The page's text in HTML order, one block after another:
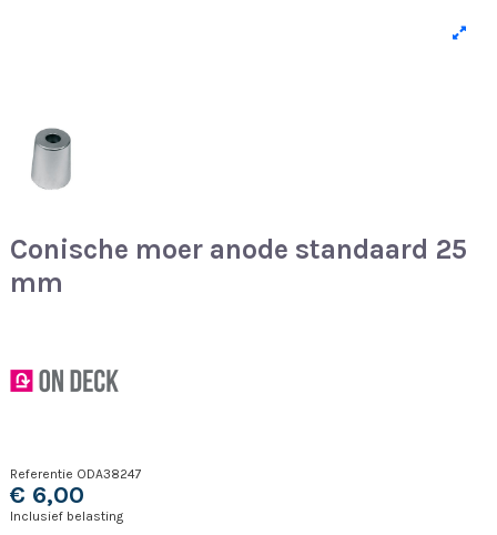
Conische moer anode standaard 25
mm
Referentie ODA38247
€ 6,00
Inclusief belasting